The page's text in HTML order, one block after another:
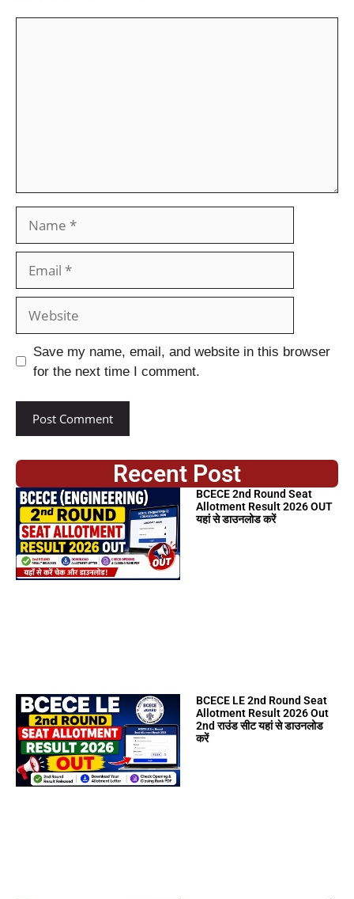
Save my name, email, and website in this browser
for the next time I comment.
Recent Post
BCECE 2nd Round Seat
Allotment Result 2026 OUT
यहां से डाउनलोड करें
BCECE LE 2nd Round Seat
Allotment Result 2026 Out
2nd राउंड सीट यहां से डाउनलोड
करें